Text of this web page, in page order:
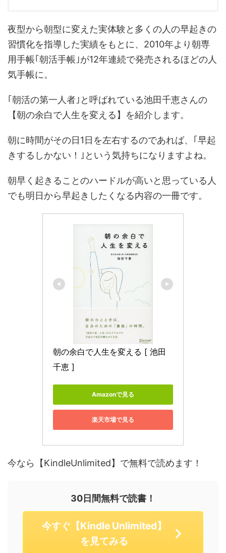
夜型から朝型に変えた実体験と多くの人の早起きの
習慣化を指導した実績をもとに、2010年より朝専
用手帳｢朝活手帳｣が12年連続で発売されるほどの人
気手帳に。
｢朝活の第一人者｣と呼ばれている池田千恵さんの
【朝の余白で人生を変える】を紹介します。
朝に時間がその日1日を左右するのであれば、｢早起
きするしかない！｣という気持ちになりますよね。
朝早く起きることのハードルが高いと思っている人
でも明日から早起きしたくなる内容の一冊です。
朝の余白で人生を変える [ 池田
千恵 ]
Amazonで見る
楽天市場で見る
今なら【KindleUnlimited】で無料で読めます！
30日間無料で読書！
今すぐ【Kindle Unlimited】
を見てみる